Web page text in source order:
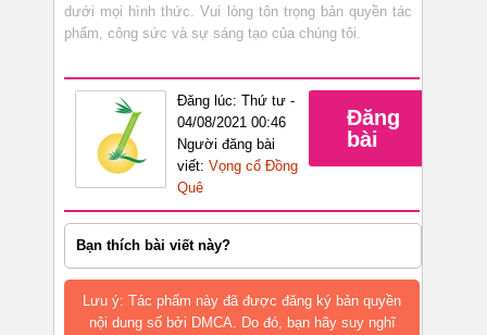
dưới mọi hình thức. Vui lòng tôn trọng bản quyền tác
phẩm, công sức và sự sáng tạo của chúng tôi.
Đăng lúc: Thứ tư -
04/08/2021 00:46
Người đăng bài
viết: Vọng cổ Đồng
Quê
Đăng
bài
Bạn thích bài viết này?
Lưu ý: Tác phẩm này đã được đăng ký bản quyền
nội dung số bởi DMCA. Do đó, bạn hãy suy nghĩ